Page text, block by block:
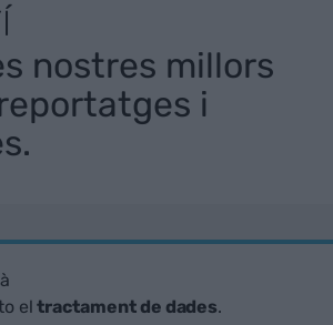
nostres millors
i
eltractament de dades.